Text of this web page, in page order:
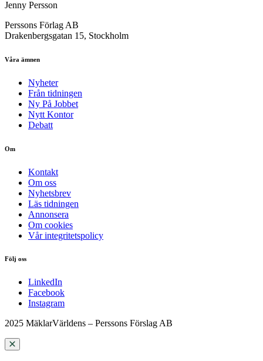
Jenny Persson
Perssons Förlag AB
Drakenbergsgatan 15, Stockholm
Våra ämnen
Nyheter
Från tidningen
Ny På Jobbet
Nytt Kontor
Debatt
Om
Kontakt
Om oss
Nyhetsbrev
Läs tidningen
Annonsera
Om cookies
Vår integritetspolicy
Följ oss
LinkedIn
Facebook
Instagram
2025 MäklarVärldens – Perssons Förslag AB